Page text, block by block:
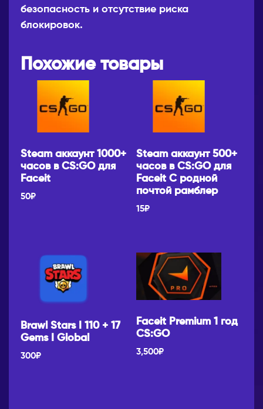
безопасность и отсутствие риска
блокировок.
Похожие товары
Steam аккаунт 1000+
часов в CS:GO для
Faceit
50₽
Steam аккаунт 500+
часов в CS:GO для
Faceit С родной
почтой рамблер
15₽
Brawl Stars I 110 + 17
Gems I Global
300₽
Faceit Premium 1 год
CS:GO
3,500₽